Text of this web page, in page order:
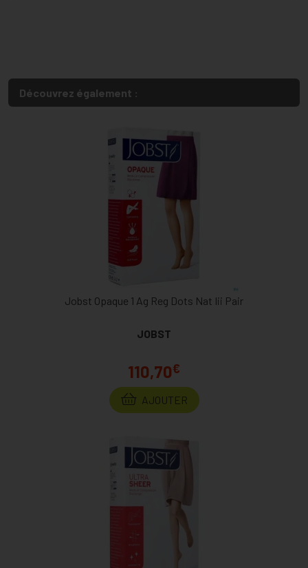
Découvrez également :
Jobst Opaque 1 Ag Reg Dots Nat Iii Pair
JOBST
110,70€
AJOUTER